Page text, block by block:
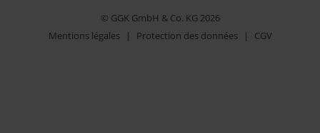
© GGK GmbH & Co. KG 2026
Mentions légales
| Protection des données | CGV